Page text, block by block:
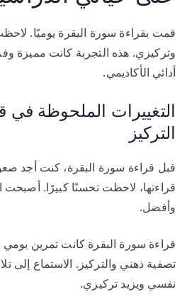
قمت بقراءة سورة البقرة يوميًا.
وتركيزي. هذه التجربة كانت مميزة
أدائي الأكاديمي.
التغييرات الملحوظة
التركيز
قبل قراءة سورة البقرة، كنت أجد
قراءتها، لاحظت تحسنًا كبيرًا.
وأفضل.
قراءة سورة البقرة كانت تمرين
تصفية ذهني والتركيز. الاستماع إلى
نفسي ويزيد تركيزي.